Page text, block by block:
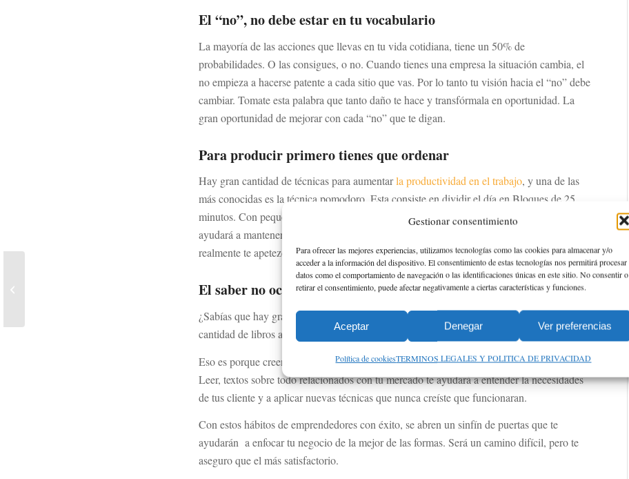
Gestionar consentimiento
Para ofrecer las mejores experiencias, utilizamos tecnologías como las cookies para almacenar y/o
acceder a la información del dispositivo. El consentimiento de estas tecnologías nos permitirá procesar
datos como el comportamiento de navegación o las identificaciones únicas en este sitio. No consentir o
retirar el consentimiento, puede afectar negativamente a ciertas características y funciones.
Aceptar Denegar Ver preferencias
Política de cookiesTERMINOS LEGALES Y POLITICA DE PRIVACIDAD
El “no”, no debe estar en tu vocabulario
La mayoría de las acciones que llevas en tu vida cotidiana, tiene un 50% de
probabilidades. O las consigues, o no. Cuando tienes una empresa la situación cambia, el
no empieza a hacerse patente a cada sitio que vas. Por lo tanto tu visión hacia el “no” debe
cambiar. Tomate esta palabra que tanto daño te hace y transfórmala en oportunidad. La
gran oportunidad de mejorar con cada “no” que te digan.
Para producir primero tienes que ordenar
Hay gran cantidad de técnicas para aumentarla productividad en el trabajo, y una de las
más conocidas es la técnica pomodoro. Esta consiste en dividir el día en Bloques de 25
minutos. Con pequeños intervalos de descanso entre cada uno de ellos. Algo que te
ayudará a mantener la energía y la concentración, y si te sobra tiempo, dedicarlo a lo que
realmente te apetezca. Además, esta técnica es perfecta para planificar tus días.
El saber no ocupa lugar
¿Sabías que hay grandes empresario como Bill Gates u Oprah Winfrey, leen una gran
cantidad de libros al año?
Eso es porque creen que la lectura les ayudará a aplicar nuevas técnicas en sus negocios.
Leer, textos sobre todo relacionados con tu mercado te ayudará a entender la necesidades
de tus cliente y a aplicar nuevas técnicas que nunca creíste que funcionaran.
Con estos hábitos de emprendedores con éxito, se abren un sinfín de puertas que te
ayudarán a enfocar tu negocio de la mejor de las formas. Será un camino difícil, pero te
aseguro que el más satisfactorio.